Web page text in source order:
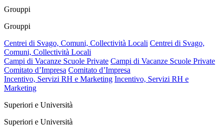
Grouppi
Grouppi
Centrei di Svago, Comuni, Collectività Locali Centrei di Svago,
Comuni, Collectività Locali
Campi di Vacanze Scuole Private Campi di Vacanze Scuole Private
Comitato d’Impresa Comitato d’Impresa
Incentivo, Servizi RH e Marketing Incentivo, Servizi RH e
Marketing
Superiori e Università
Superiori e Università